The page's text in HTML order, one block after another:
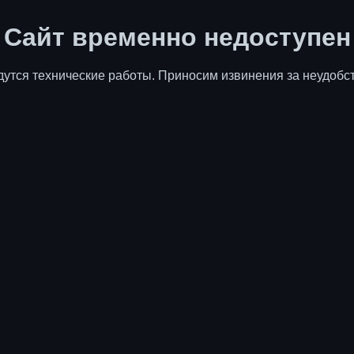
Сайт временно недоступен
технические работы. Приносим извинения за